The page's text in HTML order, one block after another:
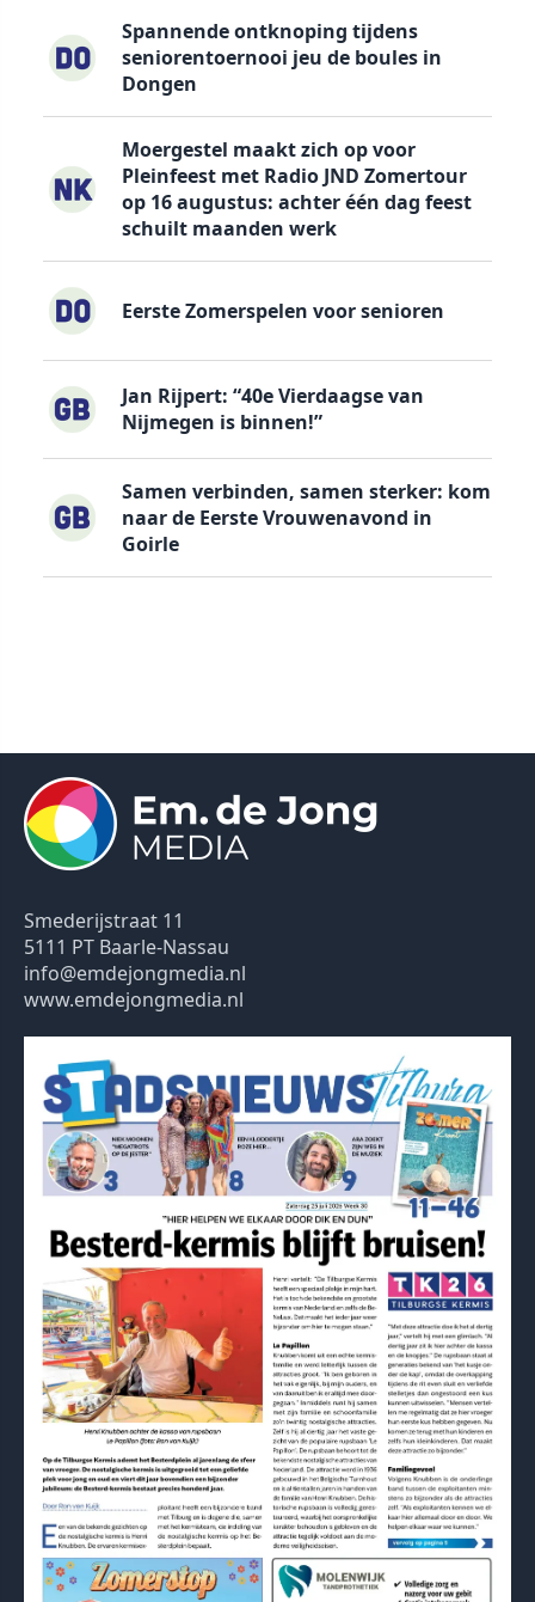
Spannende ontknoping tijdens
seniorentoernooi jeu de boules in
Dongen
Moergestel maakt zich op voor
Pleinfeest met Radio JND Zomertour
op 16 augustus: achter één dag feest
schuilt maanden werk
Eerste Zomerspelen voor senioren
Jan Rijpert: “40e Vierdaagse van
Nijmegen is binnen!”
Samen verbinden, samen sterker: kom
naar de Eerste Vrouwenavond in
Goirle
Smederijstraat 11
5111 PT Baarle-Nassau
info@emdejongmedia.nl
www.emdejongmedia.nl